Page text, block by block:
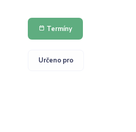
Termíny
Určeno pro